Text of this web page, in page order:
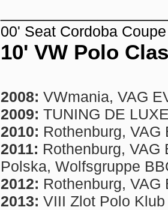
00' Seat Cordoba
10' VW Polo
2008: VWmania, VAG
2009: TUNING DE
2010: Rothenburg,
2011: Rothenburg,
Polska, Wolfsgruppe
2012: Rothenburg, VAG
2013: VIII Zlot Polo